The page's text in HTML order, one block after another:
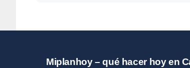
Miplanhoy – qué hacer hoy en